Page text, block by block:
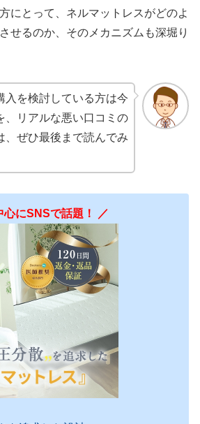
にとって、ネルマットレスがどのよ
せるのか、そのメカニズムも深堀り
入を検討している方は今
、リアルな悪い口コミの
、ぜひ最後まで読んでみ
にSNSで話題！ ／